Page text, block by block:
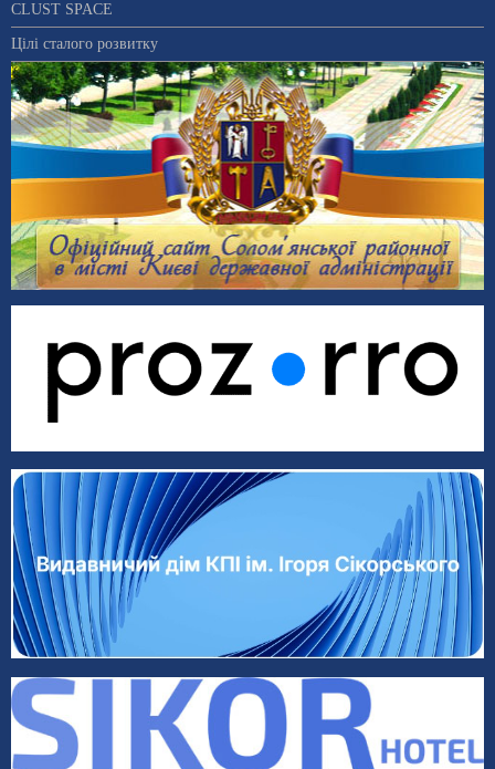
CLUST SPACE
Цілі сталого розвитку